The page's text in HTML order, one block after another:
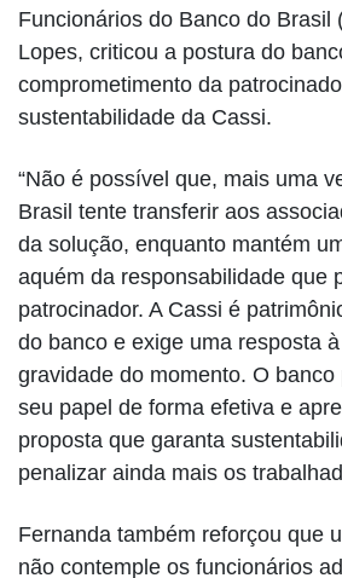
Funcionários do Banco do Brasil
Lopes, criticou a postura do
comprometimento da
sustentabilidade da Cassi.
“Não é possível que, mais uma
Brasil tente transferir aos
da solução, enquanto mantém
aquém da responsabilidade que
patrocinador. A Cassi é
do banco e exige uma resposta
gravidade do momento. O
seu papel de forma efetiva e
proposta que garanta
penalizar ainda mais os
Fernanda também reforçou que
não contemple os funcionários